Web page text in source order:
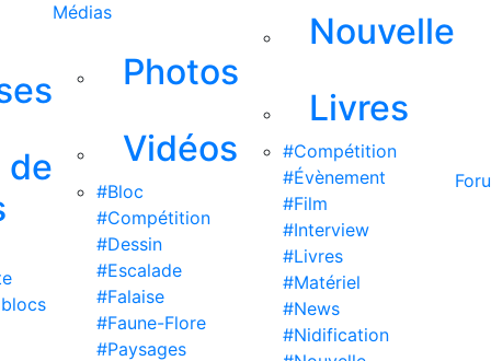
de
Médias
Photos
Vidéos
#Bloc
#Compétition
#Dessin
#Escalade
#Falaise
#Faune-Flore
#Paysages
Nouvelle
Livres
#Compétition
#Évènement
#Film
#Interview
#Livres
#Matériel
#News
#Nidification